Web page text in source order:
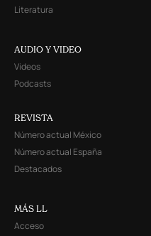
Literatura
AUDIO Y VIDEO
Videos
Podcasts
REVISTA
Número actual México
Número actual España
Destacados
MÁS LL
Acceso